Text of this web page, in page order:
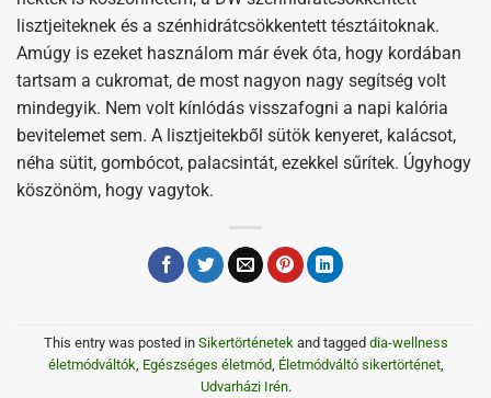
lisztjeiteknek és a szénhidrátcsökkentett tésztáitoknak.
Amúgy is ezeket használom már évek óta, hogy kordában
tartsam a cukromat, de most nagyon nagy segítség volt
mindegyik. Nem volt kínlódás visszafogni a napi kalória
bevitelemet sem. A lisztjeitekből sütök kenyeret, kalácsot,
néha sütit, gombócot, palacsintát, ezekkel sűrítek. Úgyhogy
köszönöm, hogy vagytok.
This entry was posted in Sikertörténetek and tagged dia-wellness
életmódváltók Egészséges életmód Életmódváltó sikertörténet,
Udvarházi Irén.